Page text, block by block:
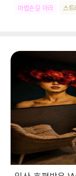
마법손길 아라 스